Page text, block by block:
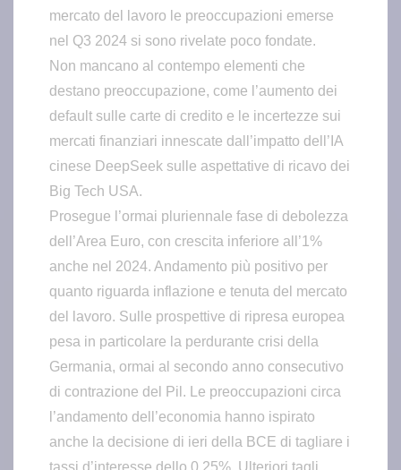
mercato del lavoro le preoccupazioni emerse
nel Q3 2024 si sono rivelate poco fondate.
Non mancano al contempo elementi che
destano preoccupazione, come l’aumento dei
default sulle carte di credito e le incertezze sui
mercati finanziari innescate dall’impatto dell’IA
cinese DeepSeek sulle aspettative di ricavo dei
Big Tech USA.
Prosegue l’ormai pluriennale fase di debolezza
dell’Area Euro, con crescita inferiore all’1%
anche nel 2024. Andamento più positivo per
quanto riguarda inflazione e tenuta del mercato
del lavoro. Sulle prospettive di ripresa europea
pesa in particolare la perdurante crisi della
Germania, ormai al secondo anno consecutivo
di contrazione del Pil. Le preoccupazioni circa
l’andamento dell’economia hanno ispirato
anche la decisione di ieri della BCE di tagliare i